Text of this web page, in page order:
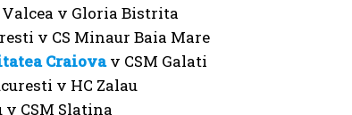
Valcea v Gloria Bistrita
v CS Minaur Baia Mare
Craiovav CSM Galati
v HC Zalau
v CSM Slatina